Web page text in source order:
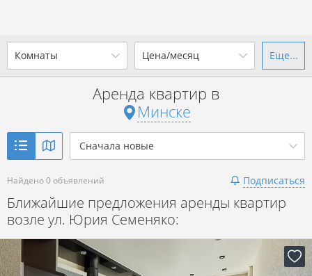
Комнаты
2-комн. 3-комн. 4+
Цена/месяц
от до
р. за всё
Показать объявления
Еще...
Аренда квартир в
Минске
Сначала новые
Найдено 0 объявлений Подписаться
Ближайшие предложения аренды квартир
возле ул. Юрия Семеняко:
Ваш город -г. Минск?
Выбрать город